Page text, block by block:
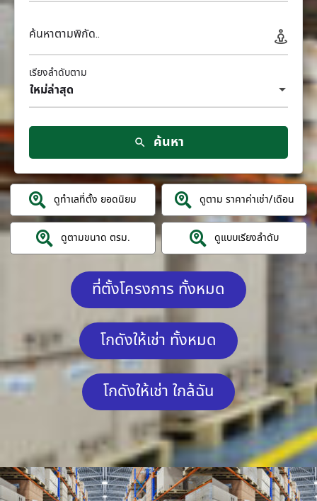
ค้นหาตามพิกัด..
ใหม่ล่าสุด
เรียงลำดับตาม
ค้นหา
ดูทำเลที่ตั้ง ยอดนิยม ดูตาม ราคาค่าเช่า/เดือน
ดูตามขนาด ตรม. ดูแบบเรียงลำดับ
ที่ตั้งโครงการ ทั้งหมด
โกดังให้เช่า ทั้งหมด
โกดังให้เช่า ใกล้ฉัน